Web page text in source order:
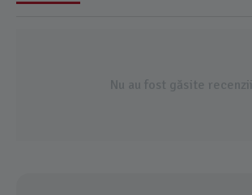
Nu au fost găsite recenzii